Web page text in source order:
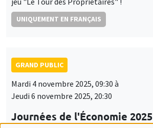
UNIQUEMENT EN FRANÇAIS
GRAND PUBLIC
Mardi 4 novembre 2025, 09:30 à
Jeudi 6 novembre 2025, 20:30
Journées de l'Économie 2025